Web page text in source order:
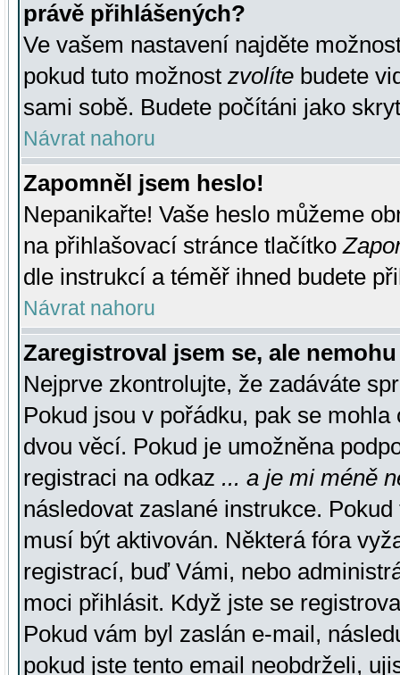
právě přihlášených?
Ve vašem nastavení najděte
pokud tuto možnost zvolíte budete
sami sobě. Budete počítáni jako
Návrat nahoru
Zapomněl jsem heslo!
Nepanikařte! Vaše heslo můžeme
na přihlašovací stránce tlačítko
dle instrukcí a téměř ihned budete
Návrat nahoru
Zaregistroval jsem se, ale
Nejprve zkontrolujte, že zadáváte
Pokud jsou v pořádku, pak se
dvou věcí. Pokud je umožněna
registraci na odkaz ... a je mi méně
následovat zaslané instrukce.
musí být aktivován. Některá fóra
registrací, buď Vámi, nebo
moci přihlásit. Když jste se
Pokud vám byl zaslán e-mail,
pokud jste tento email neobdrželi,